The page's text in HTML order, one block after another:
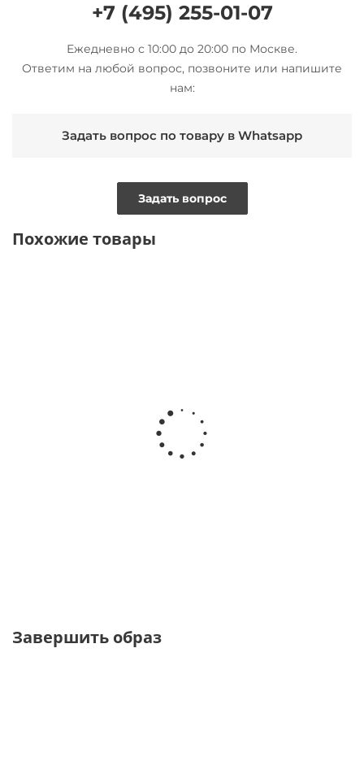
+7 (495) 255-01-07
Ежедневно с 10:00 до 20:00 по Москве.
Ответим на любой вопрос, позвоните или напишите
нам:
Задать вопрос по товару в Whatsapp
Задать вопрос
Похожие товары
Завершить образ